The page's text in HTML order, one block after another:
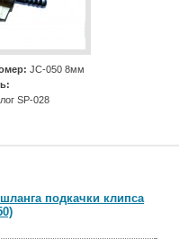
JC-050 8мм
SP-028
подкачки клипса